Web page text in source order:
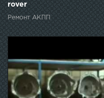
rover
Ремонт АКПП